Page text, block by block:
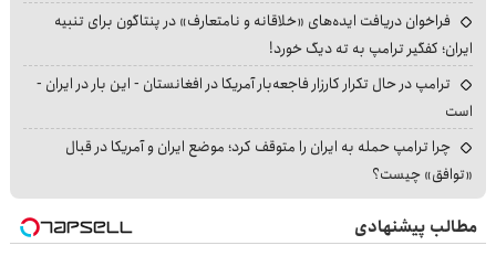
فراخوان دریافت ایده‌های «خلاقانه و نامتعارف» در پنتاگون برای تنبیه
ایران؛ کفگیر ترامپ به ته دیگ خورد!
ترامپ در حال تکرار کارزار فاجعه‌بار آمریکا در افغانستان - این بار در ایران -
است
چرا ترامپ حمله به ایران را متوقف کرد؛ موضع ایران و آمریکا در قبال
«توافق» چیست؟
مطالب پیشنهادی